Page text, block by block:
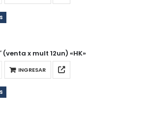
(venta x mult 12un) «HK»
INGRESAR